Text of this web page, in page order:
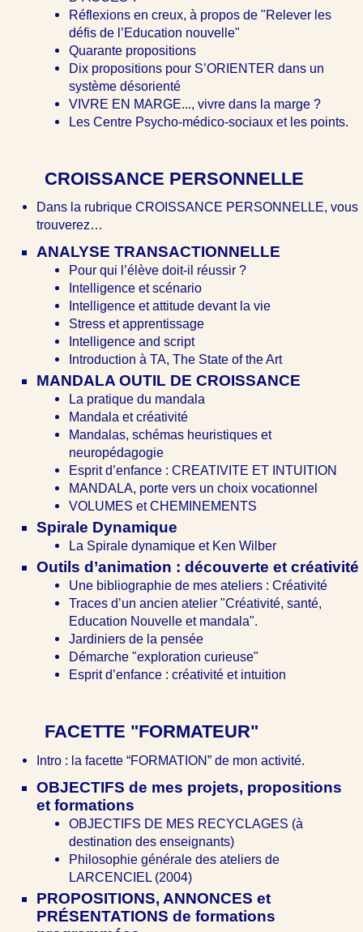
Réflexions en creux, à propos de "Relever les
défis de l’Education nouvelle"
Quarante propositions
Dix propositions pour S’ORIENTER dans un
système désorienté
VIVRE EN MARGE..., vivre dans la marge ?
Les Centre Psycho-médico-sociaux et les points.
CROISSANCE PERSONNELLE
Dans la rubrique CROISSANCE PERSONNELLE, vous
trouverez…
ANALYSE TRANSACTIONNELLE
Pour qui l’élève doit-il réussir ?
Intelligence et scénario
Intelligence et attitude devant la vie
Stress et apprentissage
Intelligence and script
Introduction à TA, The State of the Art
MANDALA OUTIL DE CROISSANCE
La pratique du mandala
Mandala et créativité
Mandalas, schémas heuristiques et
neuropédagogie
Esprit d’enfance : CREATIVITE ET INTUITION
MANDALA, porte vers un choix vocationnel
VOLUMES et CHEMINEMENTS
Spirale Dynamique
La Spirale dynamique et Ken Wilber
Outils d’animation : découverte et créativité
Une bibliographie de mes ateliers : Créativité
Traces d’un ancien atelier "Créativité, santé,
Education Nouvelle et mandala".
Jardiniers de la pensée
Démarche "exploration curieuse"
Esprit d’enfance : créativité et intuition
FACETTE "FORMATEUR"
Intro : la facette “FORMATION” de mon activité.
OBJECTIFS de mes projets, propositions
et formations
OBJECTIFS DE MES RECYCLAGES (à
destination des enseignants)
Philosophie générale des ateliers de
LARCENCIEL (2004)
PROPOSITIONS, ANNONCES et
PRÉSENTATIONS de formations